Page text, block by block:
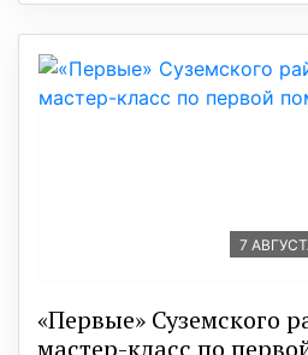
7
«Первые» Суземского
мастер-класс по